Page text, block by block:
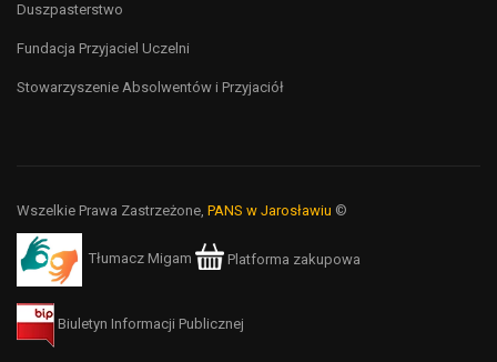
Duszpasterstwo
Fundacja Przyjaciel Uczelni
Stowarzyszenie Absolwentów i Przyjaciół
Wszelkie Prawa Zastrzeżone, PANS w Jarosławiu ©
Tłumacz Migam Platforma zakupowa
Biuletyn Informacji Publicznej